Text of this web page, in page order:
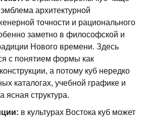
эмблема архитектурной
точности и рационального
заметно в философской и
Нового времени. Здесь
с понятием формы как
а потому куб нередко
каталогах, учебной графике и
ясная структура.
в культурах Востока куб может